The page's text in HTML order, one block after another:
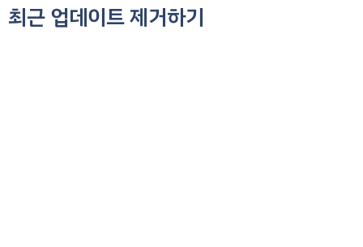
최근 업데이트 제거하기